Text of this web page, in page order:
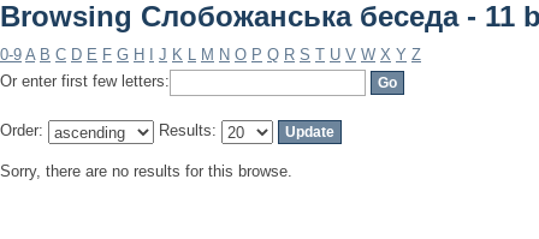
Browsing Слобожанська беседа - 11
0-9 A B C D E F G H J K L M N O P Q R S T U V W X Y Z
Or enter first few letters:
Order: Results:
Sorry, there are no results for this browse.